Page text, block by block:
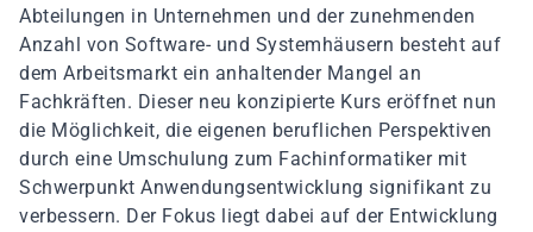
Abteilungen in Unternehmen und der zunehmenden
Anzahl von Software- und Systemhäusern besteht auf
dem Arbeitsmarkt ein anhaltender Mangel an
Fachkräften. Dieser neu konzipierte Kurs eröffnet nun
die Möglichkeit, die eigenen beruflichen Perspektiven
durch eine Umschulung zum Fachinformatiker mit
Schwerpunkt Anwendungsentwicklung signifikant zu
verbessern. Der Fokus liegt dabei auf der Entwicklung